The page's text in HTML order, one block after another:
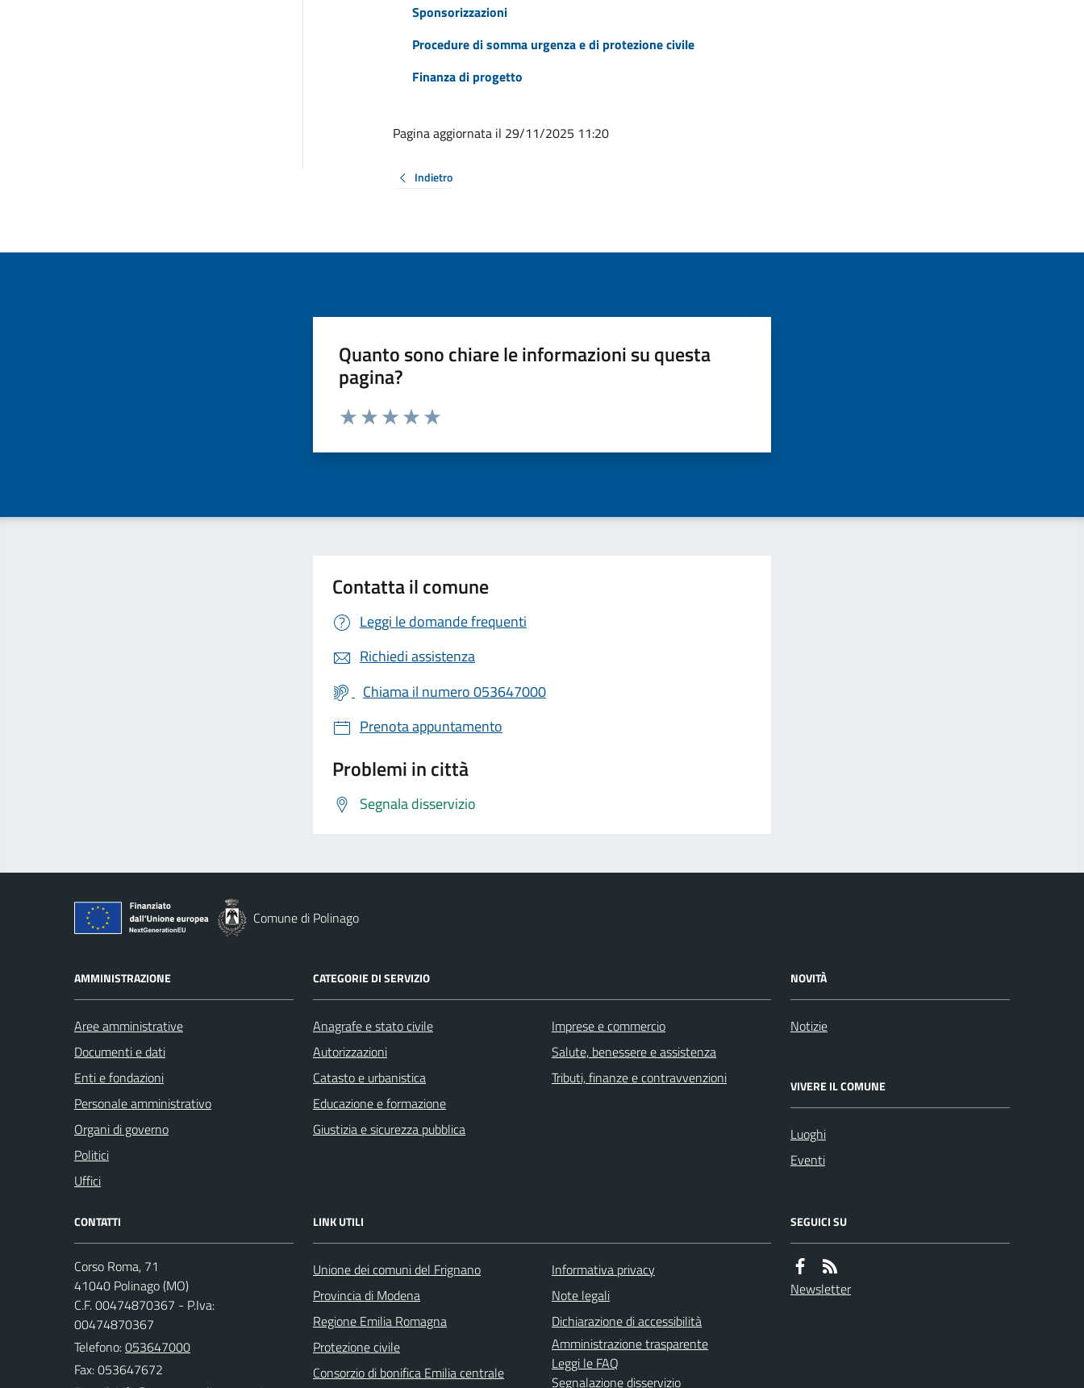
Sponsorizzazioni
Procedure di somma urgenza e di protezione civile
Finanza di progetto
Pagina aggiornata il 29/11/2025 11:20
Indietro
Quanto sono chiare le informazioni su questa
pagina?
Valuta da 1 a 5 stelle la pagina
Contatta il comune
Leggi le domande frequenti
Richiedi assistenza
Chiama il numero 053647000
Prenota appuntamento
Problemi in città
Segnala disservizio
Comune di Polinago
AMMINISTRAZIONE
Aree amministrative
Documenti e dati
Enti e fondazioni
Personale amministrativo
Organi di governo
Politici
Uffici
CATEGORIE DI SERVIZIO
Anagrafe e stato civile
Autorizzazioni
Catasto e urbanistica
Educazione e formazione
Giustizia e sicurezza pubblica
Imprese e commercio
Salute, benessere e assistenza
Tributi, finanze e contravvenzioni
NOVITÀ
Notizie
VIVERE IL COMUNE
Luoghi
Eventi
CONTATTI
Corso Roma, 71
41040 Polinago (MO)
C.F. 00474870367 - P.Iva:
00474870367
Telefono:053647000
Fax: 053647672
LINK UTILI
Unione dei comuni del Frignano
Provincia di Modena
Regione Emilia Romagna
Protezione civile
Consorzio di bonifica Emilia centrale
Informativa privacy
Note legali
Dichiarazione di accessibilità
Amministrazione trasparente
Leggi le FAQ
Segnalazione disservizio
SEGUICI SU
Newsletter